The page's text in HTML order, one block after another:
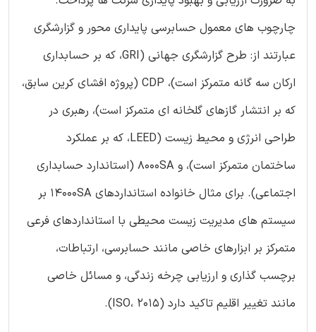
چارچوب های معمول حسابرسی پایداری محور و گزارشگری
عبارتند از: طرح گزارشگری جهانی (GRI، که بر حسابداری
ارکان سه گانه متمرکز است)، CDP (پروژه افشای کرین سابق،
که بر انتشار گازهای گلخانه ای متمرکز است)، رهبری در
طراحی انرژی و محیط زیست (LEED، که بر عملکرد
ساختمان متمرکز است)، و 8000SA (استاندارد حسابداری
اجتماعی). برای مثال خانواده استانداردهای 14000SA بر
سیستم های مدیریت زیست محیطی با استانداردهای فرعی
متمرکز بر ابزارهای خاصی مانند حسابرسی، ارتباطات،
برچسب گذاری و ارزیابی چرخه زندگی، و مسائل خاصی
مانند تغییر اقلیم تاکید دارد (ISO، 2015).